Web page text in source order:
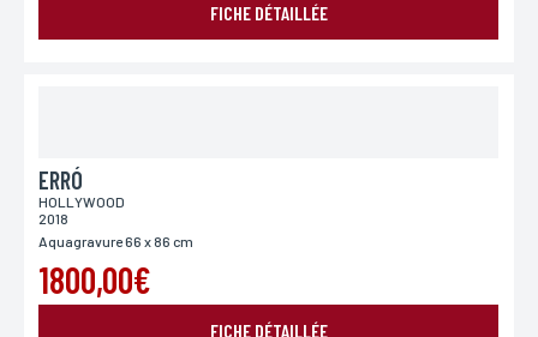
FICHE DÉTAILLÉE
ERRÓ
HOLLYWOOD
2018
Aquagravure 66 x 86 cm
1800,00€
FICHE DÉTAILLÉE